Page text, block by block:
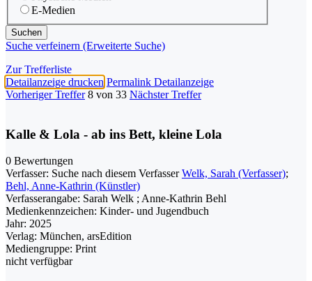
E-Medien
Suche verfeinern (Erweiterte Suche)
Zur Trefferliste
Detailanzeige drucken Permalink Detailanzeige
Vorheriger Treffer 8 von 33 Nächster Treffer
Kalle & Lola - ab ins Bett, kleine Lola
0 Bewertungen
Verfasser: Suche nach diesem Verfasser Welk, Sarah (Verfasser);
Behl, Anne-Kathrin (Künstler)
Verfasserangabe: Sarah Welk ; Anne-Kathrin Behl
Medienkennzeichen: Kinder- und Jugendbuch
Jahr: 2025
Verlag: München, arsEdition
Mediengruppe: Print
nicht verfügbar